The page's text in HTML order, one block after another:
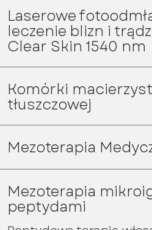
Laserowe
leczenie blizn i
Clear Skin 1540 nm
Komórki
tłuszczowej
Mezoterapia
Mezoterapia
peptydami